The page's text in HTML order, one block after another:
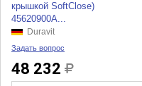
крышкой SoftClose)
45620900A...
Duravit
Задать вопрос
48 232